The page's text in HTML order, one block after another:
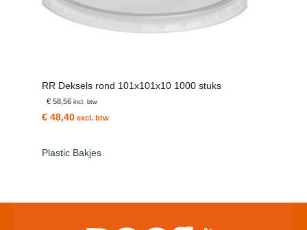
RR Deksels rond 101x101x10 1000 stuks
€ 58,56incl. btw
€ 48,40 excl. btw
Plastic Bakjes